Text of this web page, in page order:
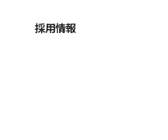
採用情報